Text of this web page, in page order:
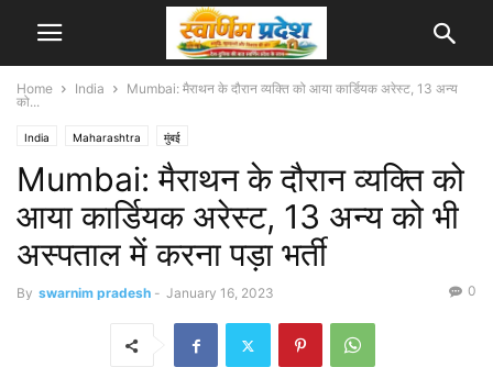
Home India
Mumbai: मैराथन के दौरान व्यक्ति को आया कार्डियक अरेस्ट, 13 अन्य
को...
India Maharashtra मुंबई
Mumbai: मैराथन के दौरान व्यक्ति को
आया कार्डियक अरेस्ट, 13 अन्य को भी
अस्पताल में करना पड़ा भर्ती
By swarnim pradesh - January 16, 2023 0